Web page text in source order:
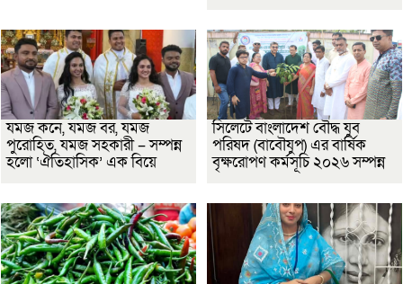
যমজ কনে, যমজ বর, যমজ
পুরোহিত, যমজ সহকারী – সম্পন্ন
হলো ‘ঐতিহাসিক’ এক বিয়ে
সিলেটে বাংলাদেশ বৌদ্ধ যুব
পরিষদ (বাবৌযুপ) এর বার্ষিক
বৃক্ষরোপণ কর্মসূচি ২০২৬ সম্পন্ন